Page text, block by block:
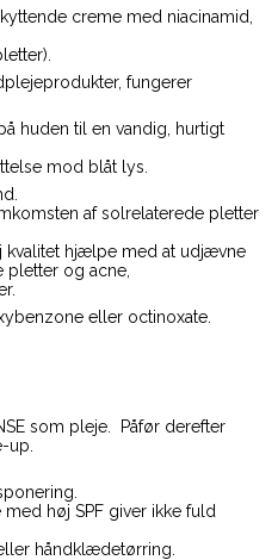
creme med niacinamid,
fungerer
huden til en vandig, hurtigt
mod blåt lys.
af solrelaterede pletter
kvalitet hjælpe med at udjævne
og acne,
eller octinoxate.
som pleje. Påfør derefter
up.
høj SPF giver ikke fuld
håndklædetørring.